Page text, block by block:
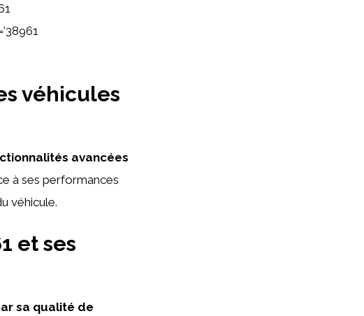
véhicules
avancées
à ses performances
véhicule.
et ses
sa qualité de